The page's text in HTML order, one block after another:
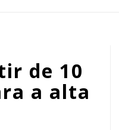
de 10
a alta